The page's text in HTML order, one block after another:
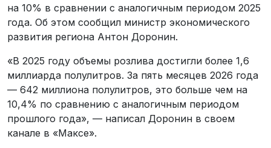
на 10% в сравнении с аналогичным периодом 2025
года. Об этом сообщил министр экономического
развития региона Антон Доронин.
«В 2025 году объемы розлива достигли более 1,6
миллиарда полулитров. За пять месяцев 2026 года
— 642 миллиона полулитров, это больше чем на
10,4% по сравнению с аналогичным периодом
прошлого года», — написал Доронин в своем
канале в «Максе».